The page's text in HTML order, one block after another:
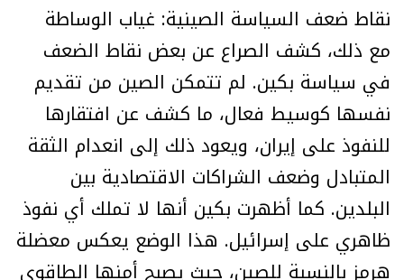
نقاط ضعف السياسة الصينية: غياب الوساطة
مع ذلك، كشف الصراع عن بعض نقاط الضعف
في سياسة بكين. لم تتمكن الصين من تقديم
نفسها كوسيط فعال، ما كشف عن افتقارها
للنفوذ على إيران، ويعود ذلك إلى انعدام الثقة
المتبادل وضعف الشراكات الاقتصادية بين
البلدين. كما أظهرت بكين أنها لا تملك أي نفوذ
ظاهري على إسرائيل. هذا الوضع يعكس معضلة
هرمز بالنسبة للصين، حيث يصبح أمنها الطاقوي